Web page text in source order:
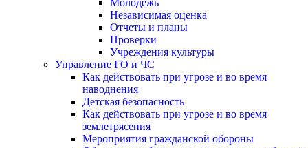
Молодежь
Независимая оценка
Отчеты и планы
Проверки
Учреждения культуры
Управление ГО и ЧС
Как действовать при угрозе и во время
наводнения
Детская безопасность
Как действовать при угрозе и во время
землетрясения
Мероприятия гражданской обороны